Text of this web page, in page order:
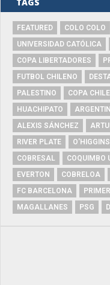
FEATURED COLO COLO
UNIVERSIDAD CATÓLICA
COPA LIBERTADORES
FUTBOL CHILENO
PALESTINO
COPA CHILE
HUACHIPATO
ALEXIS SÁNCHEZ
RIVER PLATE
O'HIGGINS
COBRESAL
COQUIMBO
EVERTON
COBRELOA
FC BARCELONA
MAGALLANES
PSG